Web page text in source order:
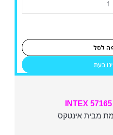
לסל
כעת
INTEX 57165
מבית אינטקס